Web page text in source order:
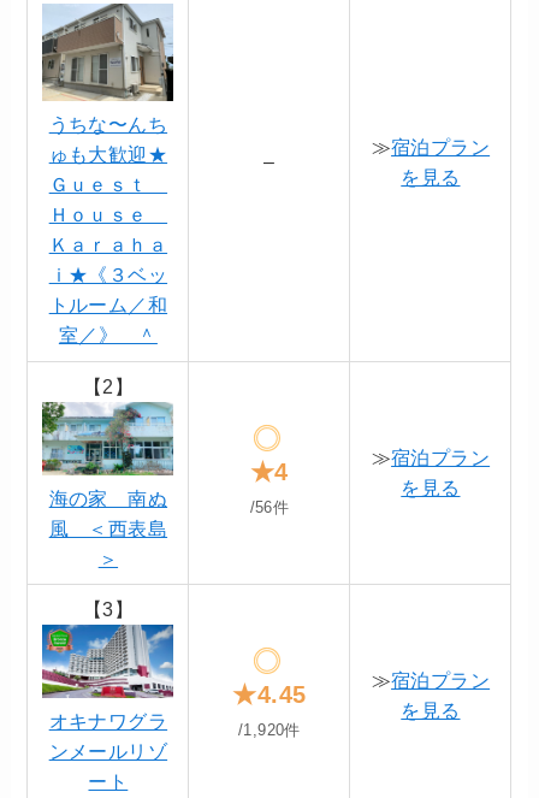
うちな〜んち
ゅも大歓迎★
Ｇｕｅｓｔ
Ｈｏｕｓｅ
Ｋａｒａｈａ
ｉ★《３ベッ
トルーム／和
室／》 ＾
–
≫宿泊プラン
を見る
【2】
海の家 南ぬ
風 ＜西表島
＞
★4
/56件
≫宿泊プラン
を見る
【3】
オキナワグラ
ンメールリゾ
ート
★4.45
/1,920件
≫宿泊プラン
を見る